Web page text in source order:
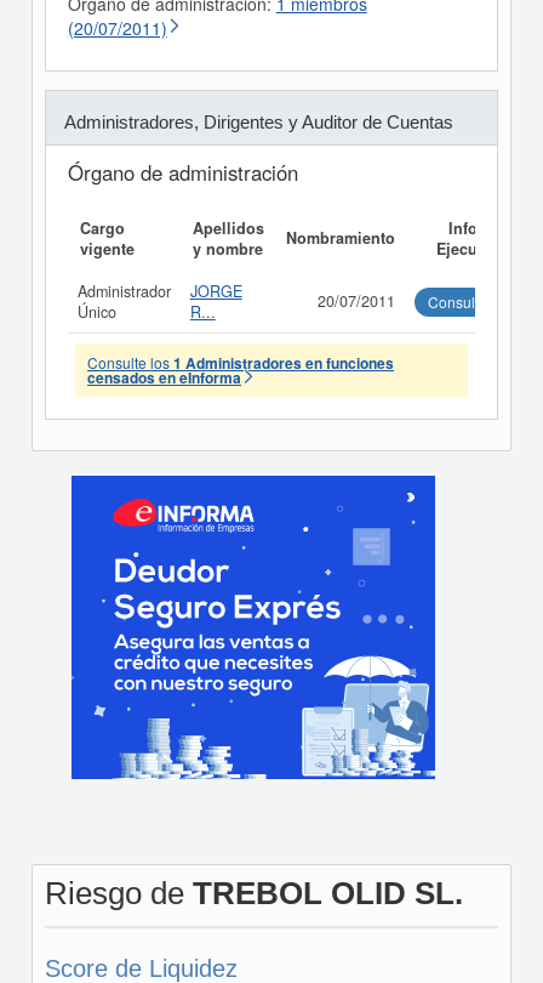
(20/07/2011)
Administradores, Dirigentes y Auditor de Cuentas
Órgano de administración
Cargo
vigente
Apellidos
y nombre
Nombramiento
Informe
Ejecutivo
Administrador
Único
JORGE
R...
20/07/2011 Consultar
Consulte los1 Administradores en funciones
censados en eInforma
Riesgo de TREBOL OLID SL.
Score de Liquidez